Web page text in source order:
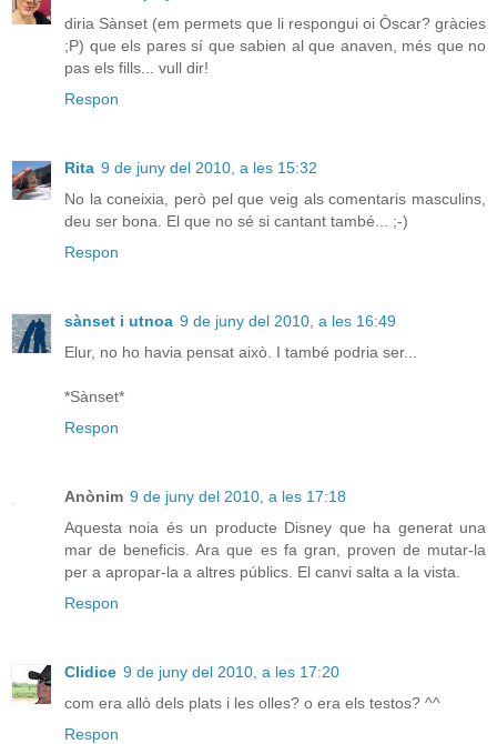
diria Sànset (em permets que li respongui oi Òscar? gràcies
;P) que els pares sí que sabien al que anaven, més que no
pas els fills... vull dir!
Respon
Rita 9 de juny del 2010, a les 15:32
No la coneixia, però pel que veig als comentaris masculins,
deu ser bona. El que no sé si cantant també... ;-)
Respon
sànset i utnoa 9 de juny del 2010, a les 16:49
Elur, no ho havia pensat això. I també podria ser...
*Sànset*
Respon
Anònim 9 de juny del 2010, a les 17:18
Aquesta noia és un producte Disney que ha generat una
mar de beneficis. Ara que es fa gran, proven de mutar-la
per a apropar-la a altres públics. El canvi salta a la vista.
Respon
Clidice 9 de juny del 2010, a les 17:20
com era allò dels plats i les olles? o era els testos? ^^
Respon